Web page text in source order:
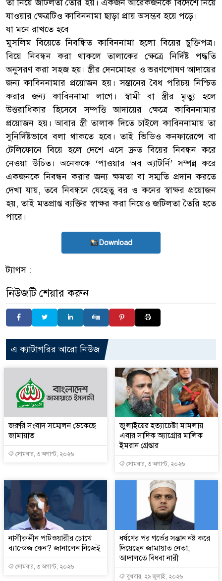
তা নিয়ে জটিলতা তৈরি হয়। একজন আরেকজনকে বিদেশে নিয়ে
যাওয়ার ক্ষেত্রটিও কাবিননামা ছাড়া প্রায় অসম্ভব হয়ে পড়ে।
যা মনে রাখতে হবে
মুসলিম বিয়েতে নিবন্ধিত কাবিননামা হলো বিয়ের চুক্তিপত্র।
বিয়ে নিবন্ধন করা থাকলে তালাকের ক্ষেত্রে নির্দিষ্ট পদ্ধতি
অনুসরণ করা সহজ হয়। স্ত্রীর দেনমোহর ও ভরণপোষণ আদায়ের
জন্য কাবিননামার প্রয়োজন হয়। সন্তানের বৈধ পরিচয় নিশ্চিত
করার জন্য কাবিননামা লাগে। স্বামী বা স্ত্রীর মৃত্যু হলে
উত্তরাধিকার হিসেবে সম্পত্তি আদায়ের ক্ষেত্রে কাবিননামার
প্রয়োজন হয়। আবার স্ত্রী তালাক দিতে চাইলে কাবিননামায় তা
সুনির্দিষ্টভাবে বলা থাকতে হবে। তাই ভিডিও কনফারেন্সে বা
টেলিফোনে বিয়ে হলে দেশে এসে দ্রুত বিয়ের নিবন্ধন করে
নেওয়া উচিত। অনেককে ‘পাওয়ার অব অ্যাটর্নি’ সম্পন্ন করে
একজনকে নিবন্ধন করার জন্য ক্ষমতা বা সম্মতি প্রদান করতে
দেখা যায়, তবে নিবন্ধনে যেহেতু বর ও কনের স্বাক্ষর প্রয়োজন
হয়, তাই মতপ্রাপ্ত ব্যক্তির স্বাক্ষর করা নিয়েও জটিলতা তৈরি হতে
পারে।
Download
ট্যাগস :
নিউজটি শেয়ার করুন
এ ক্যাটাগরির আরো নিউজ
জরুরি সংবাদ সম্মেলন ডেকেছে
জামায়াত
সোমবার, ৩ অগাস্ট, ২০২৬
জুলাইয়ের হত্যাচেষ্টা মামলায়
এবার সাদিক অ্যাগ্রোর মালিক
ইমরান গ্রেপ্তার
সোমবার, ৩ অগাস্ট, ২০২৬
নাসীরুদ্দীন পাটওয়ারীর চোখে
ব্যান্ডেজ কেন? জানালেন নিজেই
সোমবার, ৩ অগাস্ট, ২০২৬
ধর্ষণের পর গর্ভের সন্তান নষ্ট করে
দিয়েছেন জামায়াত নেতা,
আদালতে বিধবা নারী
বুধবার, ২৯ জুলাই, ২০২৬